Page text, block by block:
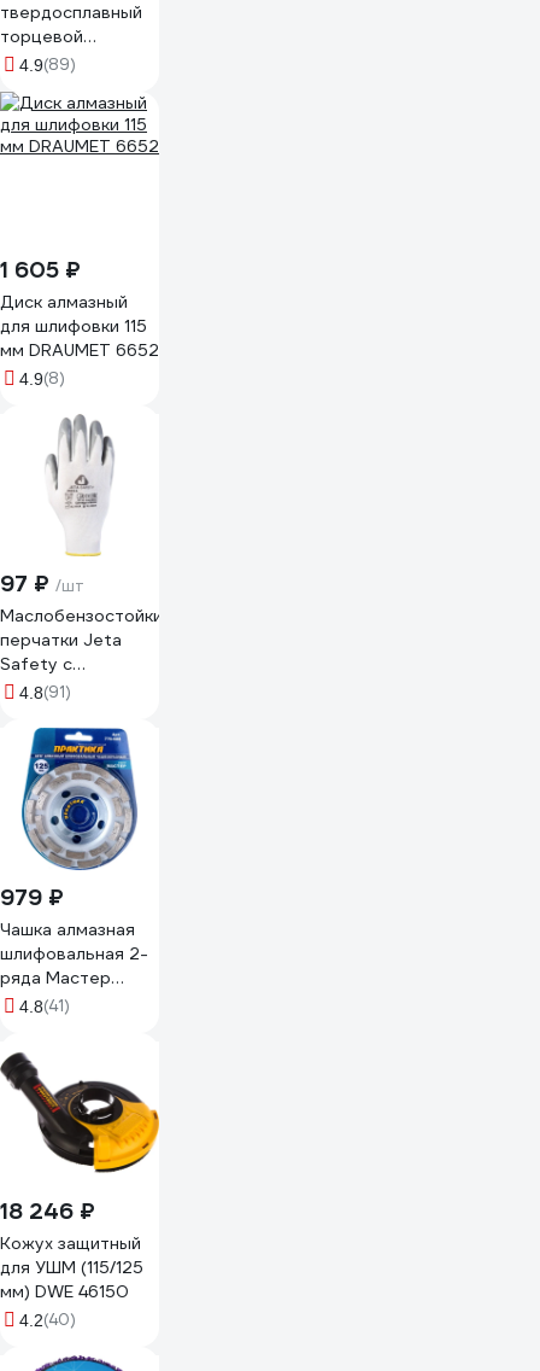
твердосплавный
торцевой
наклонный
ПРАКТИКА 773-
606
4.9(89)
1 605 ₽
Диск алмазный
для шлифовки 115
мм DRAUMET 6652
4.9(8)
97 ₽ /шт
Маслобензостойкие
перчатки Jeta
Safety с
нитриловым
р.XL/10/ JN011-XL
4.8(91)
979 ₽
Чашка алмазная
шлифовальная 2-
ряда Мастер
(125х22.2 мм)
608
4.8(41)
18 246 ₽
Кожух защитный
для УШМ (115/125
мм) DWE 46150
4.2(40)